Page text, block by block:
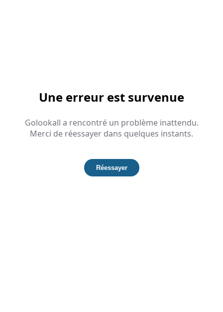
Une erreur est survenue
Golookall a rencontré un problème inattendu.
Merci de réessayer dans quelques instants.
Réessayer